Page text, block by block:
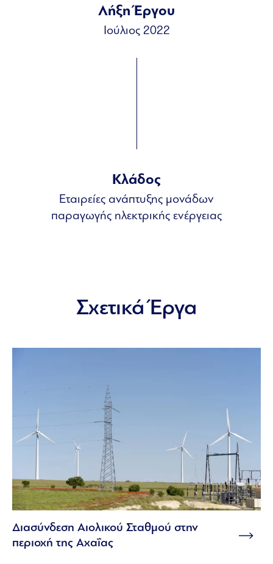
Λήξη Έργου
Ιούλιος 2022
Κλάδος
Εταιρείες ανάπτυξης μονάδων
παραγωγής ηλεκτρικής ενέργειας
Σχετικά Έργα
Διασύνδεση Αιολικού Σταθμού στην
περιοχή της Αχαΐας